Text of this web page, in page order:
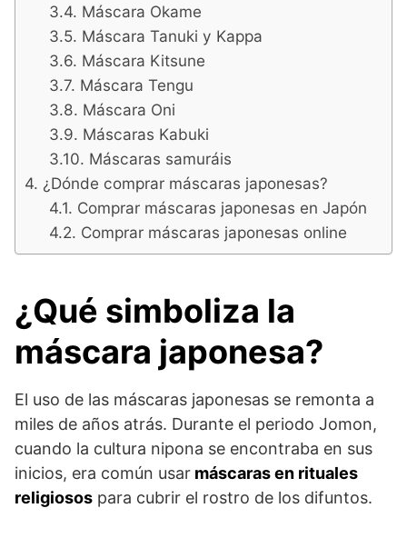
Máscara Okame
Máscara Tanuki y Kappa
Máscara Kitsune
Máscara Tengu
Máscara Oni
Máscaras Kabuki
Máscaras samuráis
¿Dónde comprar máscaras japonesas?
Comprar máscaras japonesas en Japón
Comprar máscaras japonesas online
¿Qué simboliza la
máscara japonesa?
El uso de las máscaras japonesas se remonta a
miles de años atrás. Durante el periodo Jomon,
cuando la cultura nipona se encontraba en sus
inicios, era común usar máscaras en rituales
religiosos para cubrir el rostro de los difuntos.